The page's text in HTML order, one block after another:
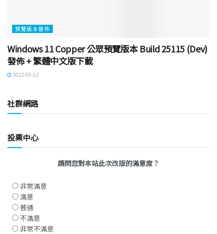
預覽版本發佈
Windows 11 Copper 公眾預覽版本 Build 25115 (Dev)
發佈 + 繁體中文版下載
2022-05-12
社群網路
投票中心
請問您對本站此次改版的滿意度？
非常滿意
滿意
普通
不滿意
非常不滿意